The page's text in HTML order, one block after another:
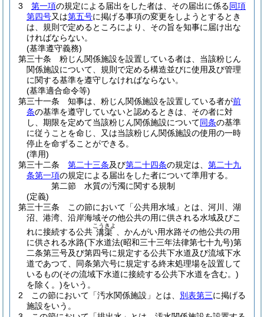
3
第一項の規定による届出をした者は、その届出に係る同項
第四号又は第五号に掲げる事項の変更をしようとするとき
は、規則で定めるところにより、その旨を知事に届け出な
ければならない。
(基準遵守義務)
第三十条
粉じん関係施設を設置している者は、当該粉じん
関係施設について、規則で定める構造並びに使用及び管理
に関する基準を遵守しなければならない。
(基準適合命令等)
第三十一条
知事は、粉じん関係施設を設置している者が前
条の基準を遵守していないと認めるときは、その者に対
し、期限を定めて当該粉じん関係施設について同条の基準
に従うことを命じ、又は当該粉じん関係施設の使用の一時
停止を命ずることができる。
(準用)
第三十二条
第二十三条及び第二十四条の規定は、 第二十九
条第一項の規定による届出をした者について準用する。
第二節
水質の汚濁に関する規制
(定義)
第三十三条
この節において「公共用水域」とは、河川、湖
沼、港湾、沿岸海域その他公共の用に供される水域及びこ
れに接続する公共 溝渠
こうきよ
、かんがい用水路その他公共の用
に供される水路(下水道法(昭和三十三年法律第七十九号)第
二条第三号及び第四号に規定する公共下水道及び流域下水
道であつて、同条第六号に規定する終末処理場を設置して
いるもの(その流域下水道に接続する公共下水道を含む。)
を除く。)をいう。
2
この節において「汚水関係施設」とは、 別表第三に掲げる
施設をいう。